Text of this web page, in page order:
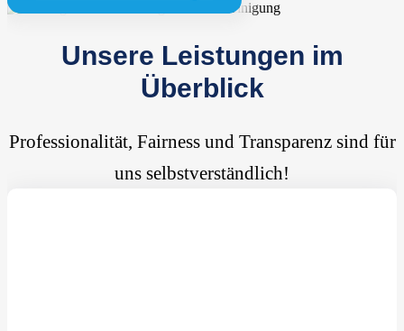
Unsere Leistungen im
Überblick
Professionalität, Fairness und Transparenz sind für
uns selbstverständlich!